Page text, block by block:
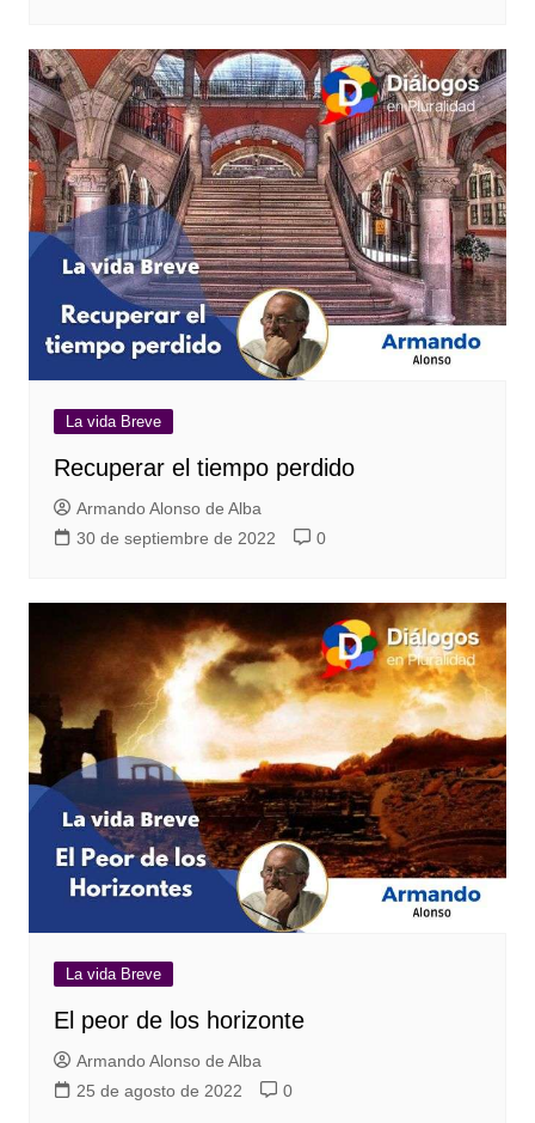
La vida Breve
Recuperar el tiempo perdido
Armando Alonso de Alba
30 de septiembre de 2022
0
La vida Breve
El peor de los horizonte
Armando Alonso de Alba
25 de agosto de 2022
0